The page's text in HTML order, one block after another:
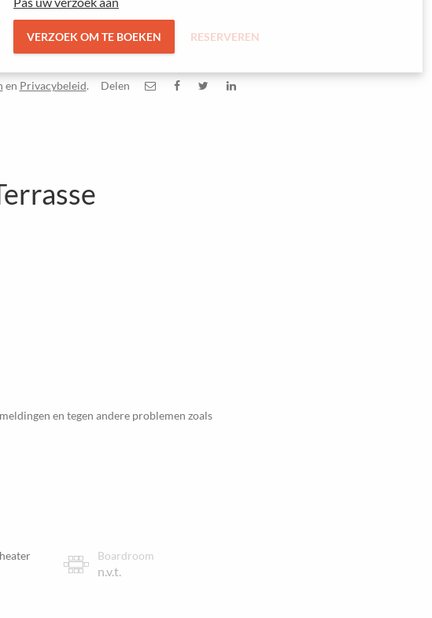
VERZOEK OM TE BOEKEN RESERVEREN
en Privacybeleid. Delen
en tegen andere problemen zoals
Boardroom
n.v.t.